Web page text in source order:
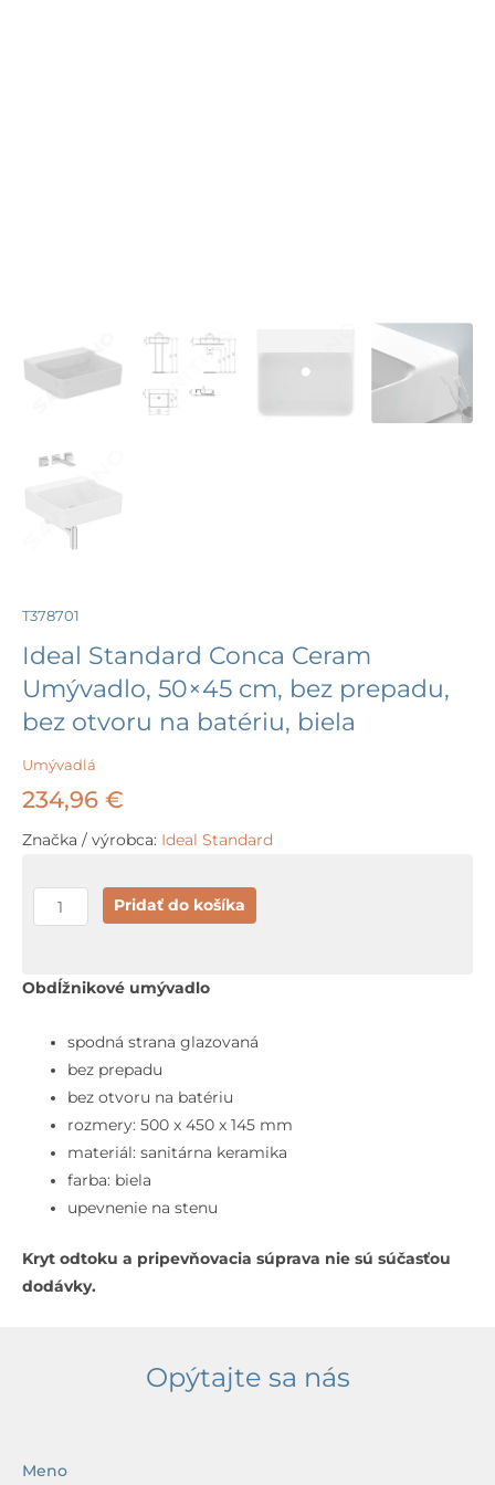
T378701
Ideal Standard Conca Ceram
Umývadlo, 50×45 cm, bez prepadu,
bez otvoru na batériu, biela
Umývadlá
234,96 €
Značka / výrobca: Ideal Standard
množstvo
Ideal
Conca
Umývadlo,
50x45
cm,
bez
prepadu,
bez
otvoru
batériu,
biela
Pridať do košíka
Obdĺžnikové umývadlo
spodná strana glazovaná
bez prepadu
bez otvoru na batériu
rozmery: 500 x 450 x 145 mm
materiál: sanitárna keramika
farba: biela
upevnenie na stenu
Kryt odtoku a pripevňovacia súprava nie sú súčasťou
dodávky.
Opýtajte sa nás
Meno